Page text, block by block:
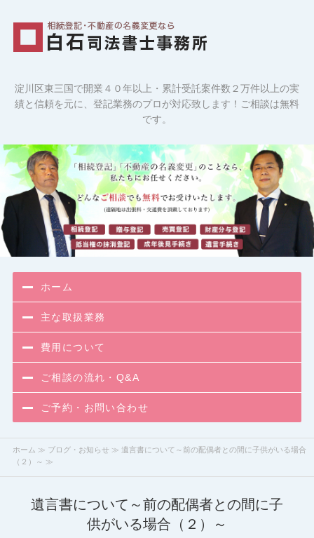
淀川区東三国で開業４０年以上・累計受託案件数２万件以上の実
績と信頼を元に、登記業務のプロが対応致します！ご相談は無料
です。
ホーム
主な取扱業務
費用について
ご相談の流れ・Q&A
ご予約・お問い合わせ
ホーム ≫ ブログ・お知らせ≫ 遺言書について～前の配偶者との間に子供がいる場合
（２）～ ≫
遺言書について～前の配偶者との間に子
供がいる場合（２）～